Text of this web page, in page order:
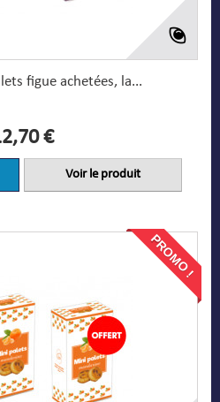
figue achetées, la...
€
Voir le produit
PROMO !